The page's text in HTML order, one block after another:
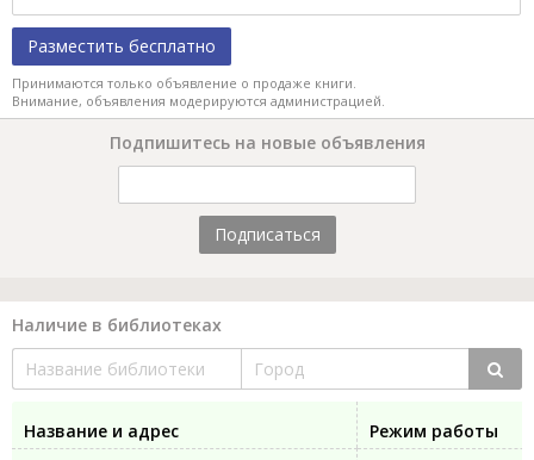
Разместить бесплатно
Принимаются только объявление о продаже книги.
Внимание, объявления модерируются администрацией.
Подпишитесь на новые объявления
Подписаться
Наличие в библиотеках
Название и адрес
Режим работы